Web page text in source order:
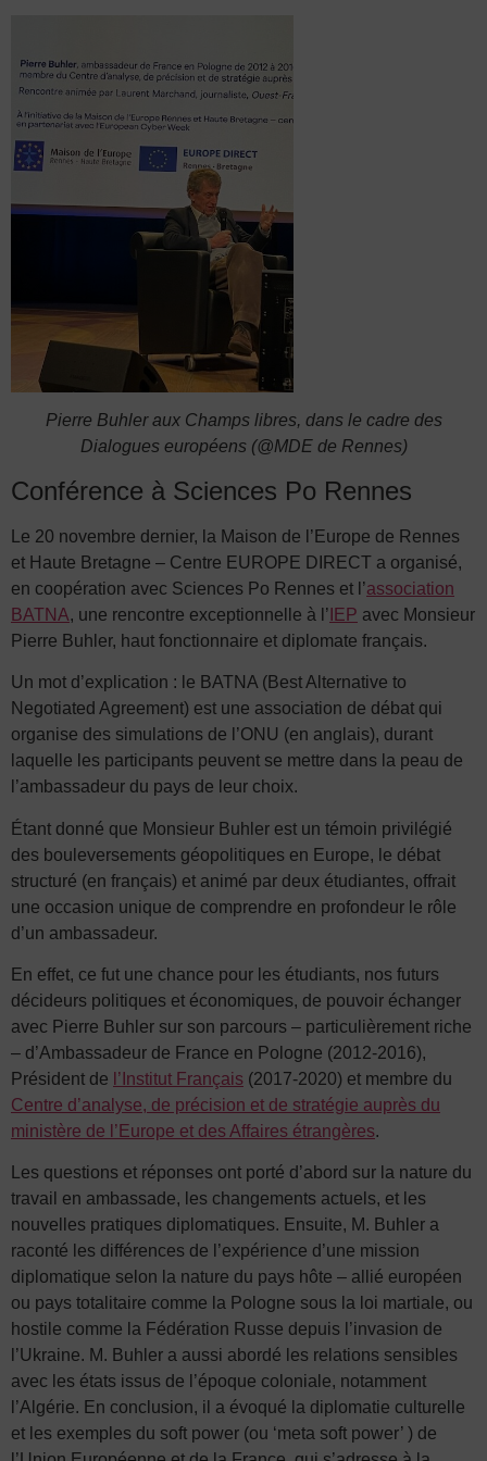
Pierre Buhler aux Champs libres, dans le cadre des
Dialogues européens (@MDE de Rennes)
Conférence à Sciences Po Rennes
Le 20 novembre dernier, la Maison de l’Europe de Rennes
et Haute Bretagne – Centre EUROPE DIRECT a organisé,
en coopération avec Sciences Po Rennes et l’association
BATNA, une rencontre exceptionnelle à l’ IEP avec Monsieur
Pierre Buhler, haut fonctionnaire et diplomate français.
Un mot d’explication : le BATNA (Best Alternative to
Negotiated Agreement) est une association de débat qui
organise des simulations de l’ONU (en anglais), durant
laquelle les participants peuvent se mettre dans la peau de
l’ambassadeur du pays de leur choix.
Étant donné que Monsieur Buhler est un témoin privilégié
des bouleversements géopolitiques en Europe, le débat
structuré (en français) et animé par deux étudiantes, offrait
une occasion unique de comprendre en profondeur le rôle
d’un ambassadeur.
En effet, ce fut une chance pour les étudiants, nos futurs
décideurs politiques et économiques, de pouvoir échanger
avec Pierre Buhler sur son parcours – particulièrement riche
– d’Ambassadeur de France en Pologne (2012-2016),
Président de l’Institut Français (2017-2020) et membre du
Centre d’analyse, de précision et de stratégie auprès du
ministère de l’Europe et des Affaires étrangères.
Les questions et réponses ont porté d’abord sur la nature du
travail en ambassade, les changements actuels, et les
nouvelles pratiques diplomatiques. Ensuite, M. Buhler a
raconté les différences de l’expérience d’une mission
diplomatique selon la nature du pays hôte – allié européen
ou pays totalitaire comme la Pologne sous la loi martiale, ou
hostile comme la Fédération Russe depuis l’invasion de
l’Ukraine. M. Buhler a aussi abordé les relations sensibles
avec les états issus de l’époque coloniale, notamment
l’Algérie. En conclusion, il a évoqué la diplomatie culturelle
et les exemples du soft power (ou ‘meta soft power’ ) de